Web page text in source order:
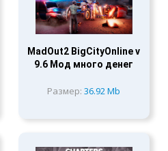
MadOut2 BigCityOnline v
9.6 Мод много денег
Размер: 36.92 Mb